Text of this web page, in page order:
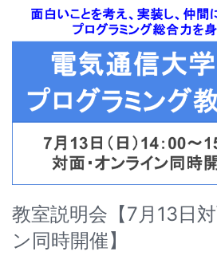
教室説明会【7月13日
ン同時開催】